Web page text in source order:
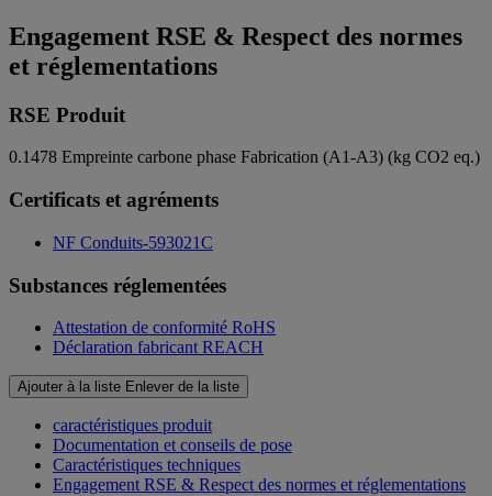
Engagement RSE & Respect des normes
et réglementations
RSE Produit
0.1478 Empreinte carbone phase Fabrication (A1-A3) (kg CO2 eq.)
Certificats et agréments
NF Conduits-593021C
Substances réglementées
Attestation de conformité RoHS
Déclaration fabricant REACH
Ajouter à la liste Enlever de la liste
caractéristiques produit
Documentation et conseils de pose
Caractéristiques techniques
Engagement RSE & Respect des normes et réglementations